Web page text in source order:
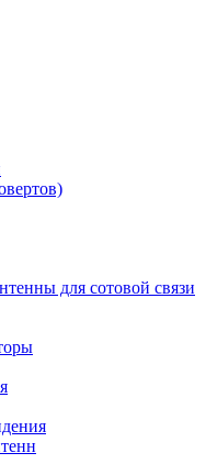
для сотовой связи